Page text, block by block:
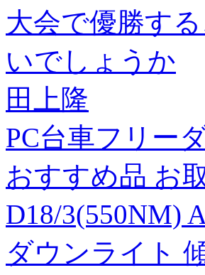
大会で優勝す
いでしょうか
田上隆
PC台車フリー
おすすめ品 お
D18/3(550NM)
ダウンライト